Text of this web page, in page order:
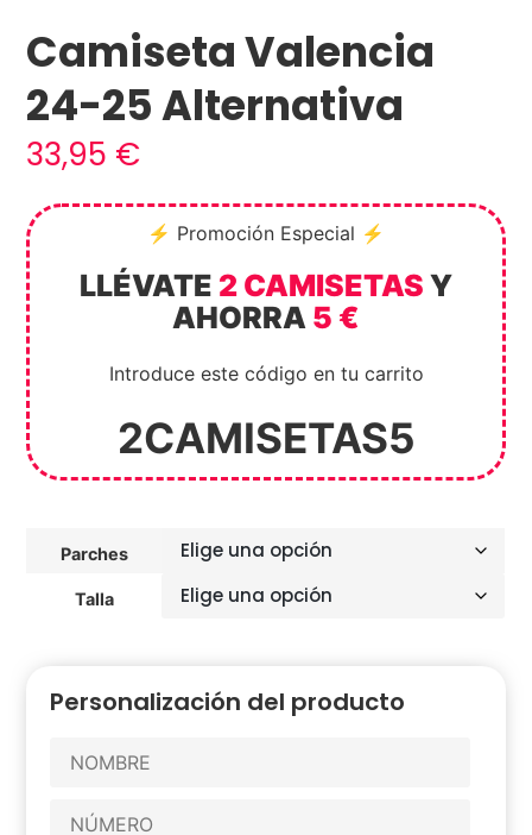
Camiseta Valencia
24-25 Alternativa
33,95 €
⚡ Promoción Especial ⚡
LLÉVATE 2 CAMISETAS Y
AHORRA 5 €
Introduce este código en tu carrito
2CAMISETAS5
Parches
Talla
Personalización del producto